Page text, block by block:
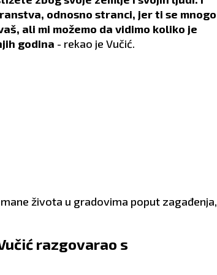
odnosno stranci, jer ti se mnogo
ali mi možemo da vidimo koliko je
godina - rekao je Vučić.
života u gradovima poput zagađenja,
razgovarao s
ishrane.